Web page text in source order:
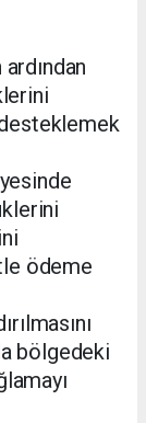
ödeme
bölgedeki